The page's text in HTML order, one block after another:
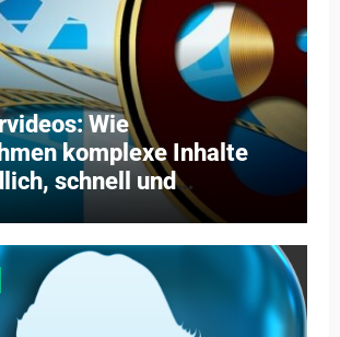
Wie
komplexe Inhalte
schnell und
vermitteln